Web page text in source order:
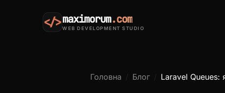
</>maximorum.com
WEB DEVELOPMENT STUDIO
Головна Блог Laravel Queues: